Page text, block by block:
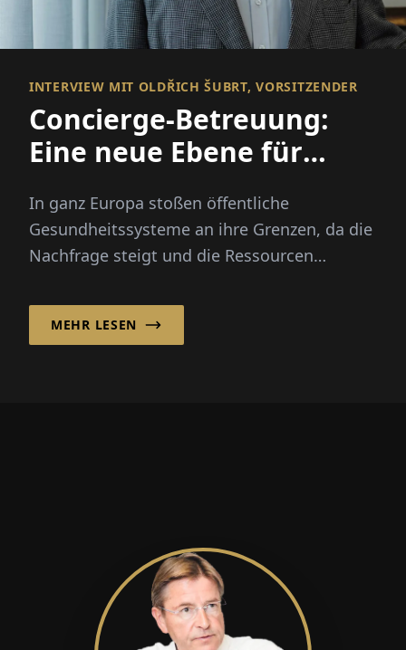
INTERVIEW MIT OLDŘICH ŠUBRT, VORSITZENDER
Concierge-Betreuung:
Eine neue Ebene für
Gesundheitssysteme
In ganz Europa stoßen öffentliche
Gesundheitssysteme an ihre Grenzen, da die
Nachfrage steigt und die Ressourcen
schnelleren...
MEHR LESEN